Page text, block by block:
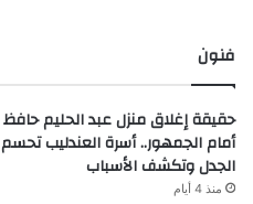
فنون
حقيقة إغلاق منزل عبد الحليم حافظ
أمام الجمهور.. أسرة العندليب تحسم
الجدل وتكشف الأسباب
منذ 4 أيام